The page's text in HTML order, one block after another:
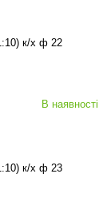
к/х ф 22
В наявності
к/х ф 23